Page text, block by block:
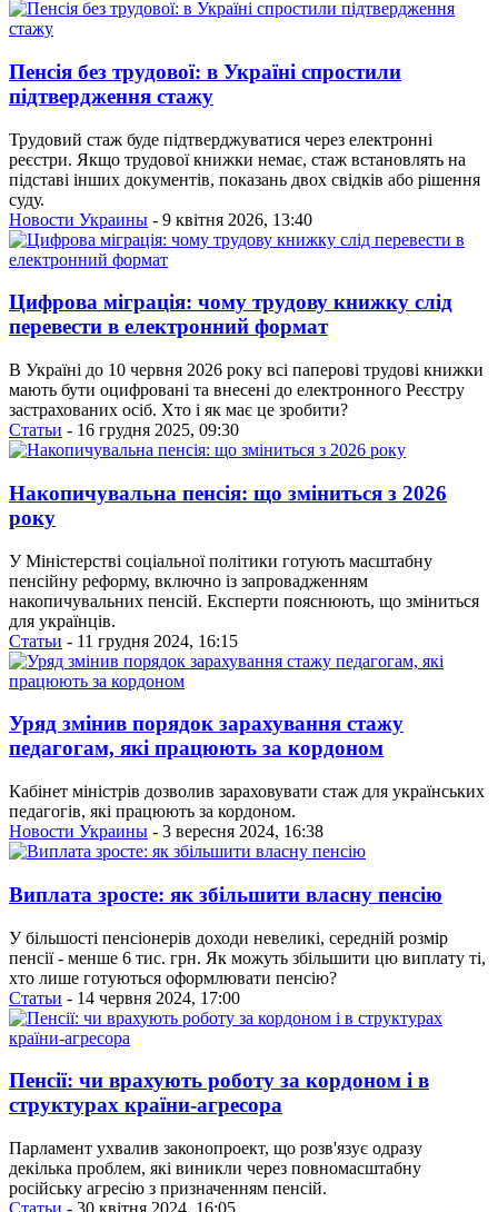
Пенсія без трудової: в Україні спростили
підтвердження стажу
Трудовий стаж буде підтверджуватися через електронні
реєстри. Якщо трудової книжки немає, стаж встановлять на
підставі інших документів, показань двох свідків або рішення
суду.
Новости Украины - 9 квітня 2026, 13:40
Цифрова міграція: чому трудову книжку слід
перевести в електронний формат
В Україні до 10 червня 2026 року всі паперові трудові книжки
мають бути оцифровані та внесені до електронного Реєстру
застрахованих осіб. Хто і як має це зробити?
Статьи - 16 грудня 2025, 09:30
Накопичувальна пенсія: що зміниться з 2026
року
У Міністерстві соціальної політики готують масштабну
пенсійну реформу, включно із запровадженням
накопичувальних пенсій. Експерти пояснюють, що зміниться
для українців.
Статьи - 11 грудня 2024, 16:15
Уряд змінив порядок зарахування стажу
педагогам, які працюють за кордоном
Кабінет міністрів дозволив зараховувати стаж для українських
педагогів, які працюють за кордоном.
Новости Украины - 3 вересня 2024, 16:38
Виплата зросте: як збільшити власну пенсію
У більшості пенсіонерів доходи невеликі, середній розмір
пенсії - менше 6 тис. грн. Як можуть збільшити цю виплату ті,
хто лише готуються оформлювати пенсію?
Статьи - 14 червня 2024, 17:00
Пенсії: чи врахують роботу за кордоном і в
структурах країни-агресора
Парламент ухвалив законопроект, що розв'язує одразу
декілька проблем, які виникли через повномасштабну
російську агресію з призначенням пенсій.
Статьи - 30 квітня 2024, 16:05